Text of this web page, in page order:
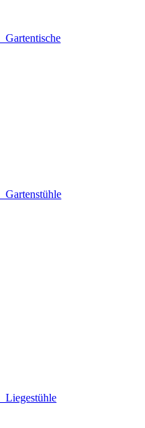
Gartentische
Gartenstühle
Liegestühle